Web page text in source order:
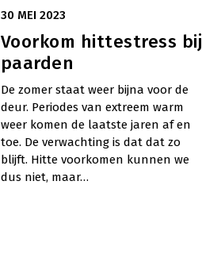
30 MEI 2023
Voorkom hittestress bij
paarden
De zomer staat weer bijna voor de
deur. Periodes van extreem warm
weer komen de laatste jaren af en
toe. De verwachting is dat dat zo
blijft. Hitte voorkomen kunnen we
dus niet, maar…